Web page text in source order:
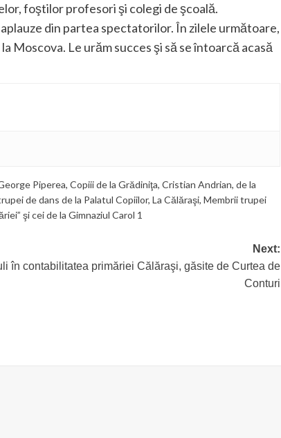
foştilor profesori şi colegi de şcoală.
din partea spectatorilor. În zilele următoare,
Moscova. Le urăm succes şi să se întoarcă acasă
Piperea, Copiii de la Grădiniţa, Cristian Andrian, de la
de dans de la Palatul Copiilor, La Călăraşi, Membrii trupei
şi cei de la Gimnaziul Carol 1
Next:
în contabilitatea primăriei Călăraşi, găsite de Curtea de
Conturi